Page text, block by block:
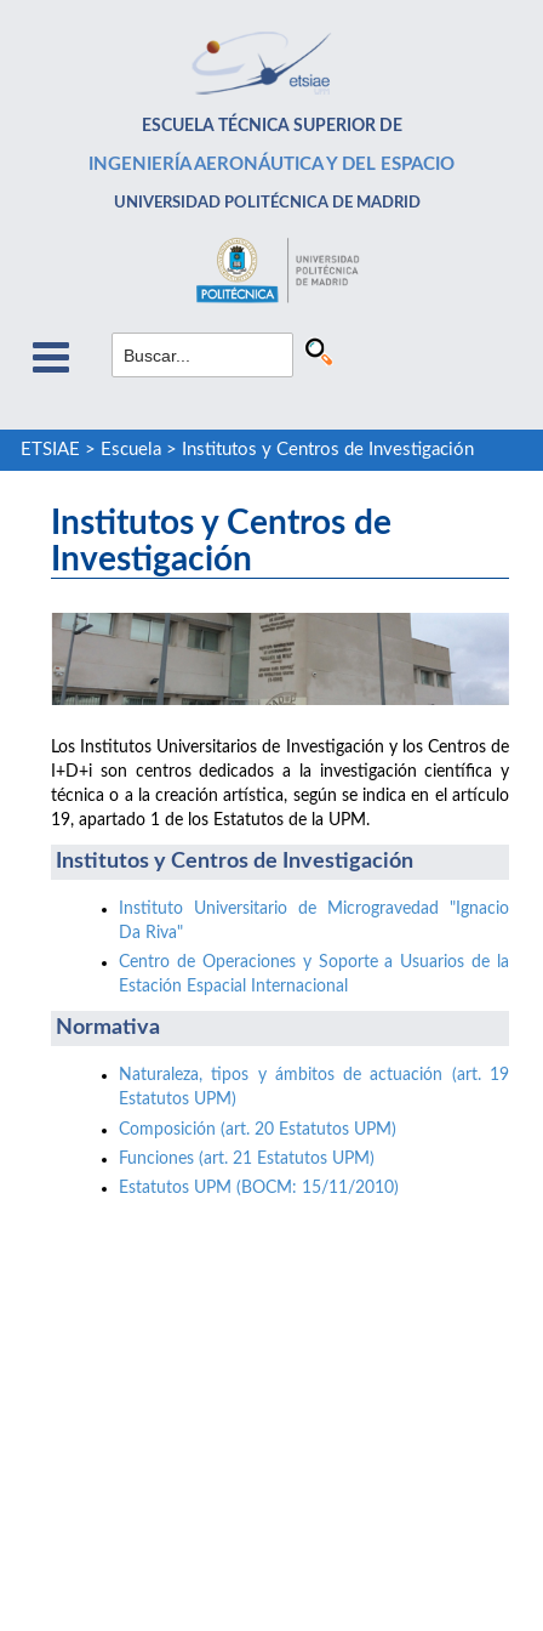
ESCUELA TÉCNICA SUPERIOR DE
INGENIERÍA AERONÁUTICA Y DEL ESPACIO
UNIVERSIDAD POLITÉCNICA DE MADRID
ETSIAE > Escuela> Institutos y Centros de Investigación
Institutos y Centros de
Investigación
Los Institutos Universitarios de Investigación y los Centros de
I+D+i son centros dedicados a la investigación científica y
técnica o a la creación artística, según se indica en el artículo
19, apartado 1 de los Estatutos de la UPM.
Institutos y Centros de Investigación
Instituto Universitario de Microgravedad "Ignacio
Da Riva"
Centro de Operaciones y Soporte a Usuarios de la
Estación Espacial Internacional
Normativa
Naturaleza, tipos y ámbitos de actuación (art. 19
Estatutos UPM)
Composición (art. 20 Estatutos UPM)
Funciones (art. 21 Estatutos UPM)
Estatutos UPM (BOCM: 15/11/2010)